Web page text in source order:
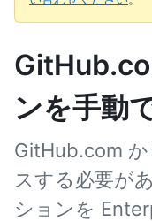
ンを手動
GitHub.com
スする必要が
ションを